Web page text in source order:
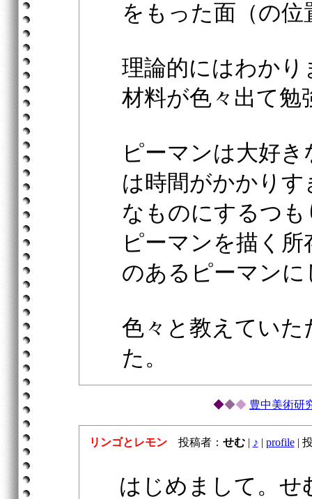
をもった面（の
理論的にはわかり
材料が色々出て勉
ピーマンは大好
は時間がかかり
なものにするつ
ピーマンを描く
のあるピーマン
色々と教えてい
た。
◆◆◆ 豊中美術研
リンゴとレモン投稿者： せむ | ♪ | profile|
はじめまして。せ